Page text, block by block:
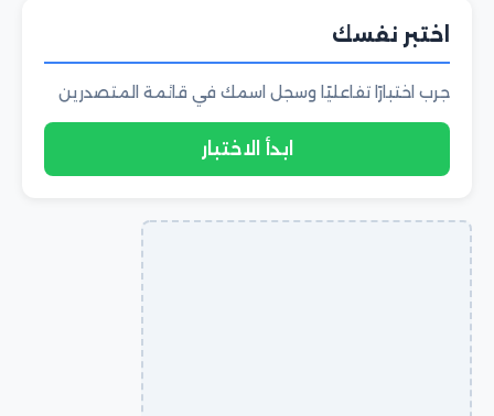
اختبر نفسك
جرب اختبارًا تفاعليًا وسجل اسمك في قائمة المتصدرين
ابدأ الاختبار